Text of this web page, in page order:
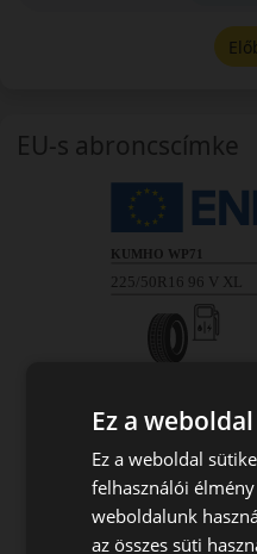
EU-s abroncscímke
Ez a
Ez a weboldal
felhasználói
weboldalunk
az összes süti